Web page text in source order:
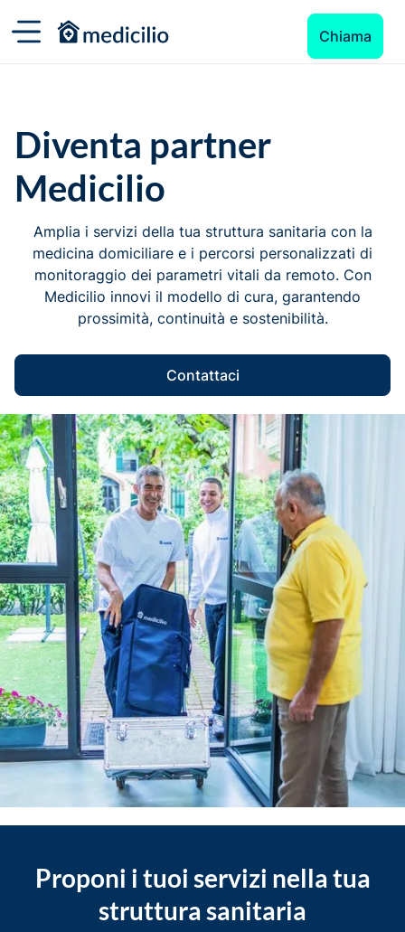
Chiama
Diventa partner
Medicilio
Amplia i servizi della tua struttura sanitaria con la
medicina domiciliare e i percorsi personalizzati di
monitoraggio dei parametri vitali da remoto. Con
Medicilio innovi il modello di cura, garantendo
prossimità, continuità e sostenibilità.
Contattaci
Proponi i tuoi servizi nella tua
struttura sanitaria